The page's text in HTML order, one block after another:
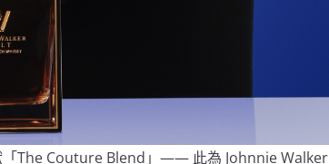
The Couture Blend」—— 此為 Johnnie Walker